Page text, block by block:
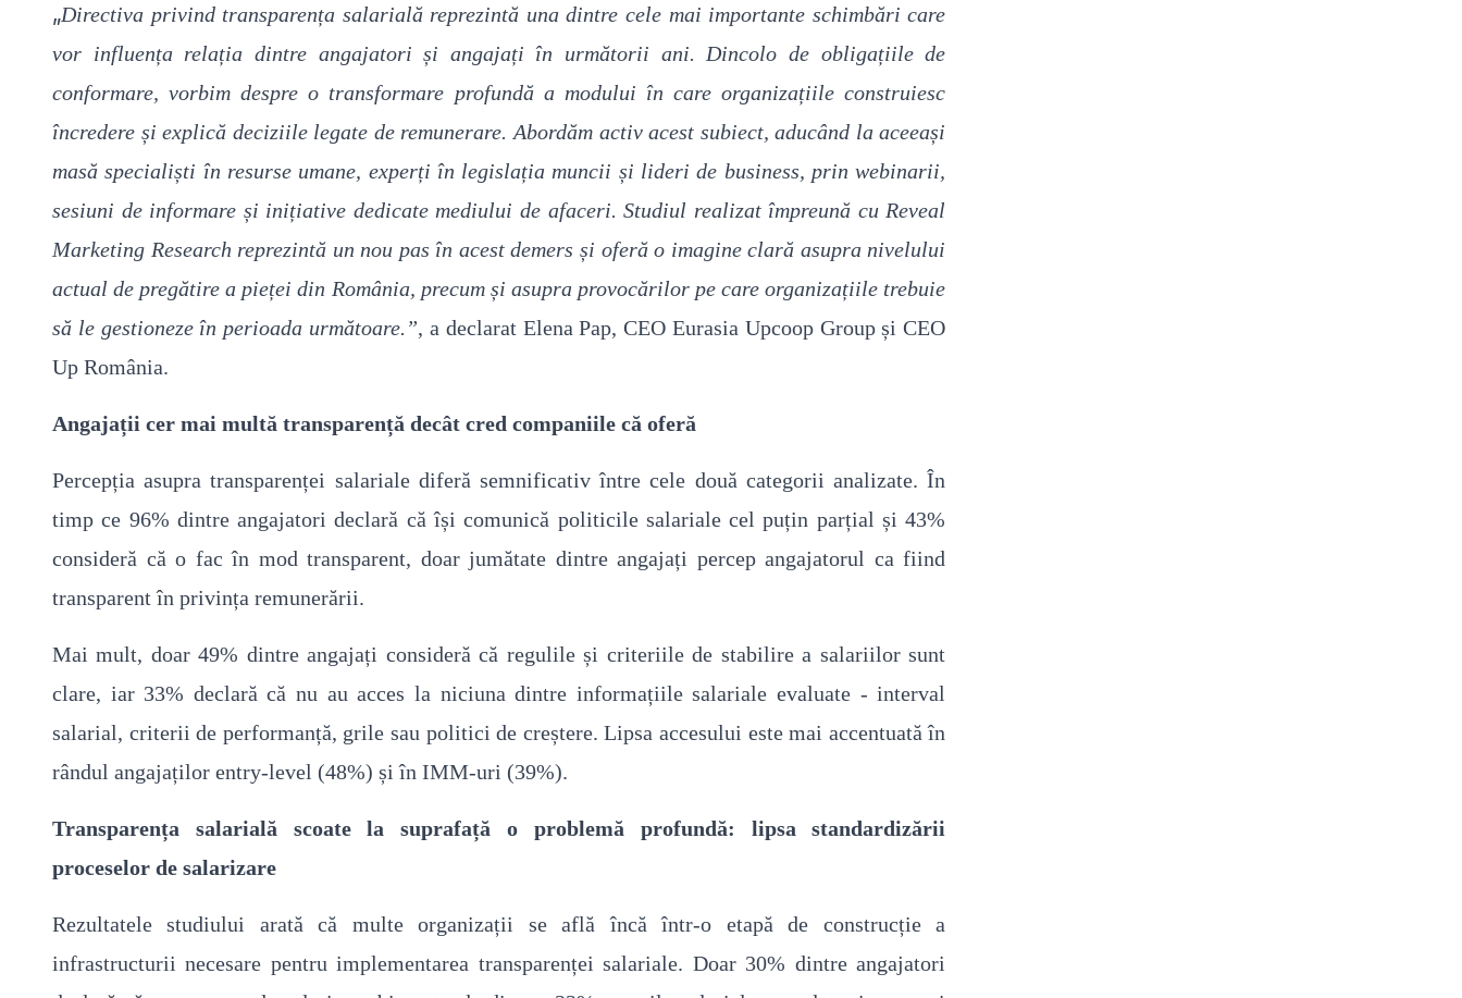
„Directiva privind transparența salarială reprezintă una dintre cele mai importante schimbări care
vor influența relația dintre angajatori și angajați în următorii ani. Dincolo de obligațiile de
conformare, vorbim despre o transformare profundă a modului în care organizațiile construiesc
încredere și explică deciziile legate de remunerare. Abordăm activ acest subiect, aducând la aceeași
masă specialiști în resurse umane, experți în legislația muncii și lideri de business, prin webinarii,
sesiuni de informare și inițiative dedicate mediului de afaceri. Studiul realizat împreună cu Reveal
Marketing Research reprezintă un nou pas în acest demers și oferă o imagine clară asupra nivelului
actual de pregătire a pieței din România, precum și asupra provocărilor pe care organizațiile trebuie
să le gestioneze în perioada următoare.”, a declarat Elena Pap, CEO Eurasia Upcoop Group și CEO
Up România.
Angajații cer mai multă transparență decât cred companiile că oferă
Percepția asupra transparenței salariale diferă semnificativ între cele două categorii analizate. În
timp ce 96% dintre angajatori declară că își comunică politicile salariale cel puțin parțial și 43%
consideră că o fac în mod transparent, doar jumătate dintre angajați percep angajatorul ca fiind
transparent în privința remunerării.
Mai mult, doar 49% dintre angajați consideră că regulile și criteriile de stabilire a salariilor sunt
clare, iar 33% declară că nu au acces la niciuna dintre informațiile salariale evaluate - interval
salarial, criterii de performanță, grile sau politici de creștere. Lipsa accesului este mai accentuată în
rândul angajaților entry-level (48%) și în IMM-uri (39%).
Transparența salarială scoate la suprafață o problemă profundă: lipsa standardizării
proceselor de salarizare
Rezultatele studiului arată că multe organizații se află încă într-o etapă de construcție a
infrastructurii necesare pentru implementarea transparenței salariale. Doar 30% dintre angajatori